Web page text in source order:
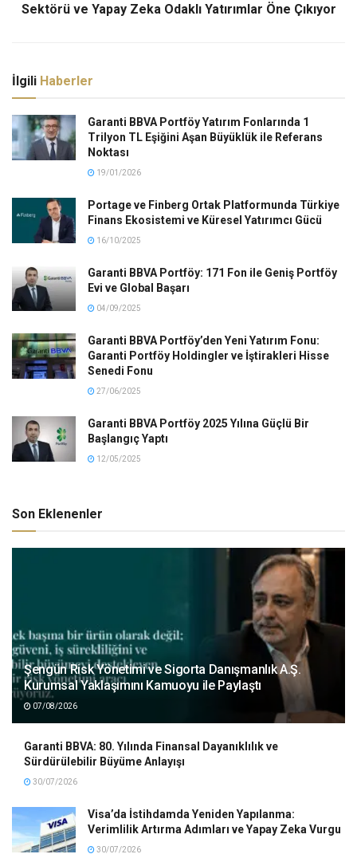
Sektörü ve Yapay Zeka Odaklı Yatırımlar Öne Çıkıyor
İlgili Haberler
Garanti BBVA Portföy Yatırım Fonlarında 1
Trilyon TL Eşiğini Aşan Büyüklük ile Referans
Noktası
19/01/2026
Portage ve Finberg Ortak Platformunda Türkiye
Finans Ekosistemi ve Küresel Yatırımcı Gücü
16/10/2025
Garanti BBVA Portföy: 171 Fon ile Geniş Portföy
Evi ve Global Başarı
04/09/2025
Garanti BBVA Portföy’den Yeni Yatırım Fonu:
Garanti Portföy Holdingler ve İştirakleri Hisse
Senedi Fonu
27/06/2025
Garanti BBVA Portföy 2025 Yılına Güçlü Bir
Başlangıç Yaptı
12/05/2025
Son Eklenenler
Şengün Risk Yönetimi ve Sigorta Danışmanlık A.Ş.
Kurumsal Yaklaşımını Kamuoyu ile Paylaştı
07/08/2026
Garanti BBVA: 80. Yılında Finansal Dayanıklılık ve
Sürdürülebilir Büyüme Anlayışı
30/07/2026
Visa’da İstihdamda Yeniden Yapılanma:
Verimlilik Artırma Adımları ve Yapay Zeka Vurgu
30/07/2026